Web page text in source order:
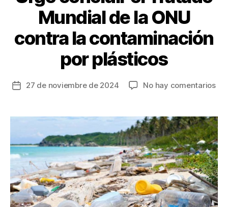
Mundial de la ONU
contra la contaminación
por plásticos
Fecha
entrada
27 de noviembre de 2024 No hay comentariosen
el
de
la
la